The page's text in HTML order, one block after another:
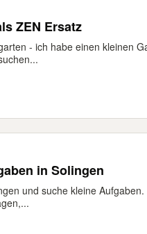
ZEN Ersatz
- ich habe einen kleinen
in Solingen
und suche kleine